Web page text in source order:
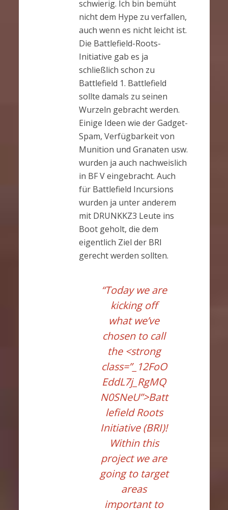
schwierig. Ich bin bemüht
nicht dem Hype zu verfallen,
auch wenn es nicht leicht ist.
Die Battlefield-Roots-
Initiative gab es ja
schließlich schon zu
Battlefield 1. Battlefield
sollte damals zu seinen
Wurzeln gebracht werden.
Einige Ideen wie der Gadget-
Spam, Verfügbarkeit von
Munition und Granaten usw.
wurden ja auch nachweislich
in BF V eingebracht. Auch
für Battlefield Incursions
wurden ja unter anderem
mit DRUNKKZ3 Leute ins
Boot geholt, die dem
eigentlich Ziel der BRI
gerecht werden sollten.
“Today we are
kicking off
what we’ve
chosen to call
the <strong
class=”_12FoO
EddL7j_RgMQ
N0SNeU”>Batt
lefield Roots
Initiative (BRI)!
Within this
project we are
going to target
areas
important to